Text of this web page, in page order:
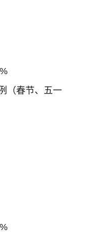
（春节、五一